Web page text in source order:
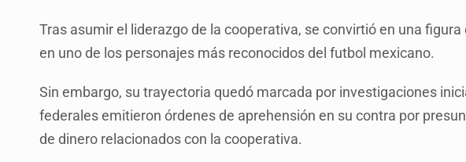
Tras asumir el liderazgo de la cooperativa, se convirtió en una
en uno de los personajes más reconocidos del futbol mexicano.
Sin embargo, su trayectoria quedó marcada por investigaciones
federales emitieron órdenes de aprehensión en su contra por
de dinero relacionados con la cooperativa.